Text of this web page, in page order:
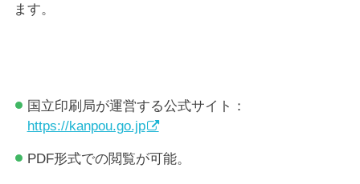
ます。
国立印刷局が運営する公式サイト：
https://kanpou.go.jp
PDF形式での閲覧が可能。